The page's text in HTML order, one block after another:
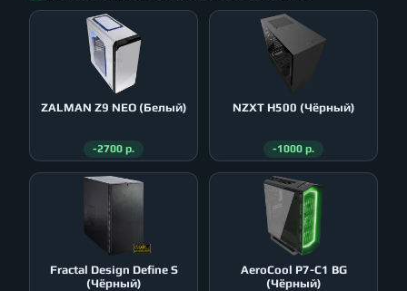
ZALMAN Z9 NEO (Белый)
-2700 р.
NZXT H500 (Чёрный)
-1000 р.
Fractal Design Define S
(Чёрный)
AeroСool P7-C1 BG
(Чёрный)